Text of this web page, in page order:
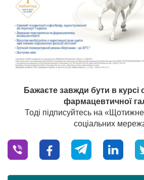
Бажаєте завжди бути в курсі
фармацевтичної
Тоді підписуйтесь на
соціальних